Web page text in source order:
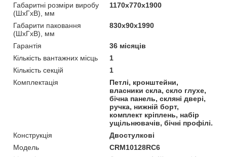
Габаритні розміри виробу
(ШхГхВ), мм
1170х770х1900
Габарити паковання
(ШхГхВ), мм
830х90х1990
Гарантія
36 місяців
Кількість вантажних місць
1
Кількість секцій
1
Комплектація
Петлі, кронштейни,
власники скла, скло глухе,
бічна панель, скляні двері,
ручка, нижній борт,
комплект кріплень, набір
ущільнювачів, бічні профілі.
Конструкція
Двостулкові
Мoдель
CRM10128RC6